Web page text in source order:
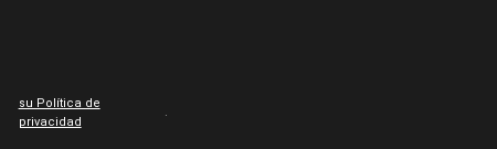
su Política de
privacidad
.